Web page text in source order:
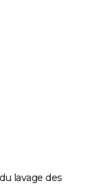
lavage des